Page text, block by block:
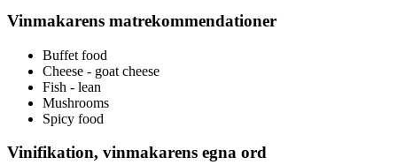
Vinmakarens matrekommendationer
Buffet food
Cheese - goat cheese
Fish - lean
Mushrooms
Spicy food
Vinifikation, vinmakarens egna ord